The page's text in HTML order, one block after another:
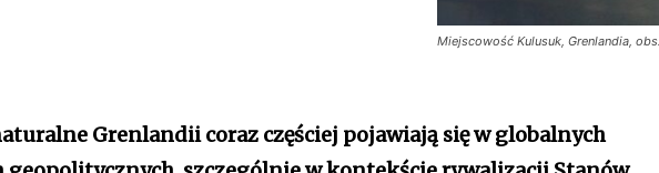
Miejscowość Kulusuk, Grenlandia,
Grenlandii coraz częściej pojawiają się w globalnych